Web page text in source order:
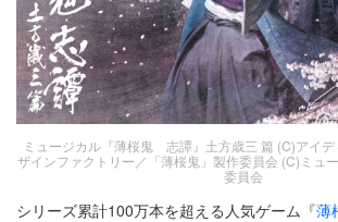
ミュージカル『薄桜鬼 志譚』土方歳三 篇 (C)アイ
ザインファクトリー／「薄桜鬼」製作委員会 (C)ミュ
委員会
シリーズ累計100万本を超える人気ゲーム『薄